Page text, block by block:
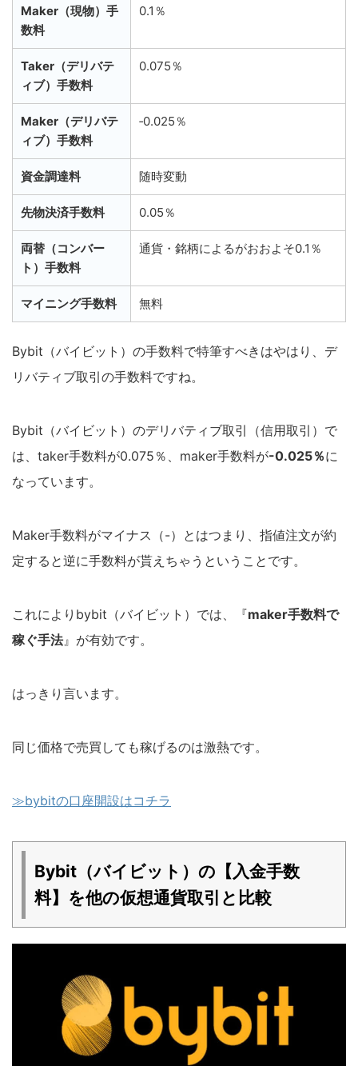
Maker（現物）手
数料
0.1％
Taker（デリバテ
ィブ）手数料
0.075％
Maker（デリバテ
ィブ）手数料
‐0.025％
資金調達料 随時変動
先物決済手数料 0.05％
両替（コンバー
ト）手数料
通貨・銘柄によるがおおよそ0.1％
マイニング手数料 無料
Bybit（バイビット）の手数料で特筆すべきはやはり、デ
リバティブ取引の手数料ですね。
Bybit（バイビット）のデリバティブ取引（信用取引）で
は、taker手数料が0.075％、maker手数料が-0.025％に
なっています。
Maker手数料がマイナス（-）とはつまり、指値注文が約
定すると逆に手数料が貰えちゃうということです。
これによりbybit（バイビット）では、『maker手数料で
稼ぐ手法』が有効です。
はっきり言います。
同じ価格で売買しても稼げるのは激熱です。
≫bybitの口座開設はコチラ
Bybit（バイビット）の【入金手数
料】を他の仮想通貨取引と比較